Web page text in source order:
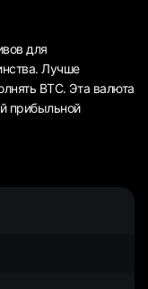
для
Лучше
BTC. Эта валюта
прибыльной